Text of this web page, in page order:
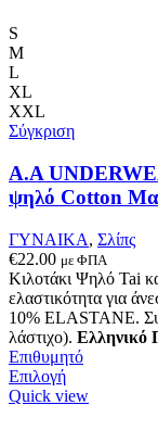
να
στη
σελίδα
του
S
M
L
XL
XXL
Σύγκριση
A.A
ψηλό Cotton
ΓΥΝΑΙΚΑ, Σλίπς
€22.00 με ΦΠΑ
Κιλοτάκι Ψηλό Tai
ελαστικότητα για
10% ELASTANE.
λάστιχο). Ελληνικό
Επιθυμητό
ΕπιλογήΑυτό
το
Quick view